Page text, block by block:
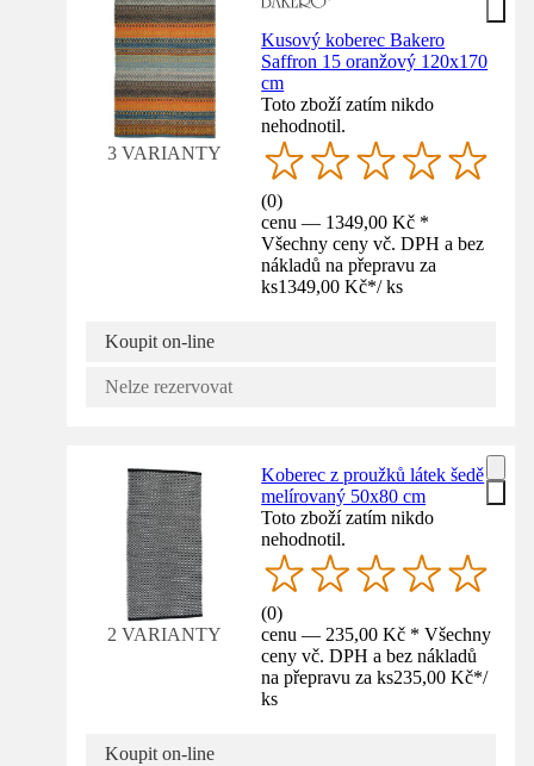
3 VARIANTY
Kusový koberec Bakero
Saffron 15 oranžový 120x170
cm
Toto zboží zatím nikdo
nehodnotil.
(0)
cenu — 1349,00 Kč *
Všechny ceny vč. DPH a bez
nákladů na přepravu za
ks1349,00 Kč*/ ks
Koupit on-line
Nelze rezervovat
2 VARIANTY
Koberec z proužků látek šedě
melírovaný 50x80 cm
Toto zboží zatím nikdo
nehodnotil.
(0)
cenu — 235,00 Kč * Všechny
ceny vč. DPH a bez nákladů
na přepravu za ks235,00 Kč*/
ks
Koupit on-line